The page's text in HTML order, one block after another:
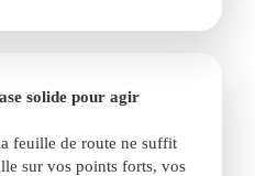
solide pour agir
feuille de route ne suffit
sur vos points forts, vos